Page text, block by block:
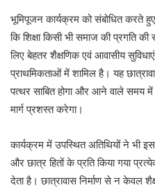
भूमिपूजन कार्यक्रम को संबोधित करते
कि शिक्षा किसी भी समाज की प्रगति की
लिए बेहतर शैक्षणिक एवं आवासीय
प्राथमिकताओं में शामिल है। यह
पत्थर साबित होगा और आने वाले समय में
मार्ग प्रशस्त करेगा।
कार्यक्रम में उपस्थित अतिथियों ने भी
और छात्र हितों के प्रति किया गया
देता है। छात्रावास निर्माण से न केवल